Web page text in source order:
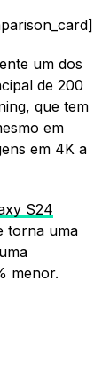
um dos
de 200
que tem
em
em 4K a
S24
torna uma
menor.